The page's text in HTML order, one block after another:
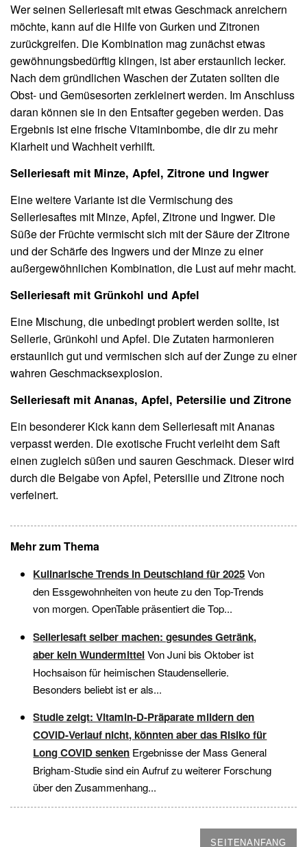
Wer seinen Selleriesaft mit etwas Geschmack anreichern
möchte, kann auf die Hilfe von Gurken und Zitronen
zurückgreifen. Die Kombination mag zunächst etwas
gewöhnungsbedürftig klingen, ist aber erstaunlich lecker.
Nach dem gründlichen Waschen der Zutaten sollten die
Obst- und Gemüsesorten zerkleinert werden. Im Anschluss
daran können sie in den Entsafter gegeben werden. Das
Ergebnis ist eine frische Vitaminbombe, die dir zu mehr
Klarheit und Wachheit verhilft.
Selleriesaft mit Minze, Apfel, Zitrone und Ingwer
Eine weitere Variante ist die Vermischung des
Selleriesaftes mit Minze, Apfel, Zitrone und Ingwer. Die
Süße der Früchte vermischt sich mit der Säure der Zitrone
und der Schärfe des Ingwers und der Minze zu einer
außergewöhnlichen Kombination, die Lust auf mehr macht.
Selleriesaft mit Grünkohl und Apfel
Eine Mischung, die unbedingt probiert werden sollte, ist
Sellerie, Grünkohl und Apfel. Die Zutaten harmonieren
erstaunlich gut und vermischen sich auf der Zunge zu einer
wahren Geschmacksexplosion.
Selleriesaft mit Ananas, Apfel, Petersilie und Zitrone
Ein besonderer Kick kann dem Selleriesaft mit Ananas
verpasst werden. Die exotische Frucht verleiht dem Saft
einen zugleich süßen und sauren Geschmack. Dieser wird
durch die Beigabe von Apfel, Petersilie und Zitrone noch
verfeinert.
Mehr zum Thema
Kulinarische Trends in Deutschland für 2025Von
den Essgewohnheiten von heute zu den Top-Trends
von morgen. OpenTable präsentiert die Top...
Selleriesaft selber machen: gesundes Getränk,
aber kein WundermittelVon Juni bis Oktober ist
Hochsaison für heimischen Staudensellerie.
Besonders beliebt ist er als...
Studie zeigt: Vitamin-D-Präparate mildern den
COVID-Verlauf nicht, könnten aber das Risiko für
Long COVID senken Ergebnisse der Mass General
Brigham-Studie sind ein Aufruf zu weiterer Forschung
über den Zusammenhang...
SEITENANFANG